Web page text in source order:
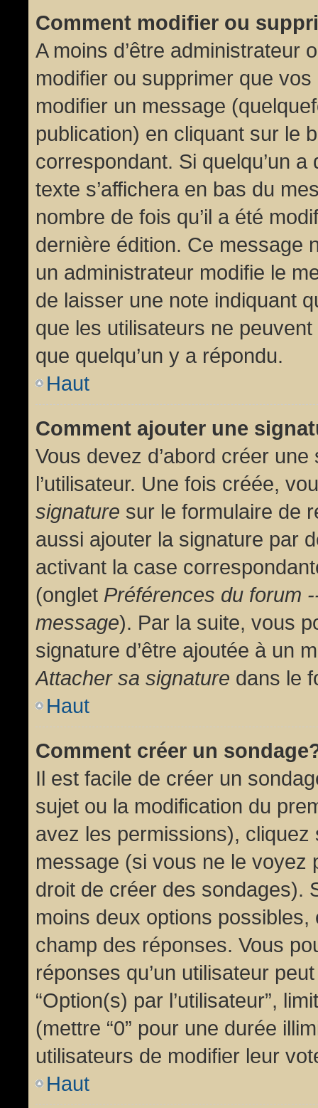
Comment modifier ou
A moins d’être administrateur
modifier ou supprimer que
modifier un message
publication) en cliquant sur le
correspondant. Si quelqu’un
texte s’affichera en bas du
nombre de fois qu’il a été
dernière édition. Ce message
un administrateur modifie le
de laisser une note indiquant
que les utilisateurs ne
que quelqu’un y a répondu.
Haut
Comment ajouter une
Vous devez d’abord créer
l’utilisateur. Une fois créée,
signature sur le formulaire de
aussi ajouter la signature par
activant la case
(onglet Préférences du forum
message). Par la suite, vous
signature d’être ajoutée à un
Attacher sa signature dans le
Haut
Comment créer un
Il est facile de créer un
sujet ou la modification du
avez les permissions), cliquez
message (si vous ne le voyez
droit de créer des sondages).
moins deux options
champ des réponses. Vous
réponses qu’un utilisateur
“Option(s) par l’utilisateur”,
(mettre “0” pour une durée
utilisateurs de modifier leur
Haut